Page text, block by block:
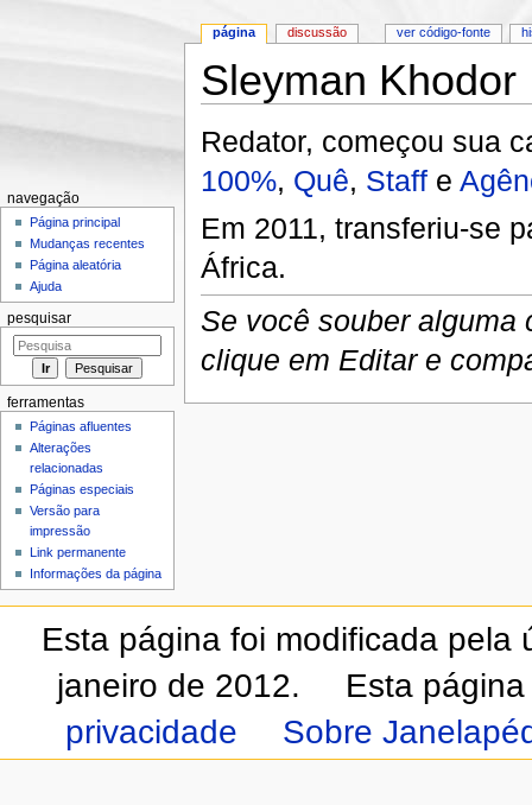
Sleyman Khodor
Redator, começou sua
100%, Quê, Staffe
Em 2011, transferiu-se
África.
Se você souber alguma
clique em Editar e
página discussão ver código-fonte
navegação
Página principal
Mudanças recentes
Página aleatória
Ajuda
pesquisar
ferramentas
Páginas afluentes
Alterações
relacionadas
Páginas especiais
Versão para
impressão
Link permanente
Informações da página
Esta página foi modificada pela
janeiro de 2012.
Esta
privacidade
Sobre